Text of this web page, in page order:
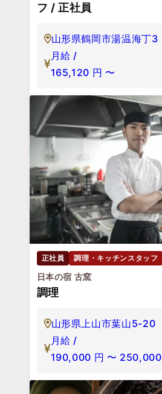
フ / 正社員
山形県鶴岡市湯温海丁3
月給 /
165,120 円 〜
正社員 調理・キッチンスタッフ
日本の宿 古窯
調理
山形県上山市葉山5-20
月給 /
190,000 円 〜 250,000